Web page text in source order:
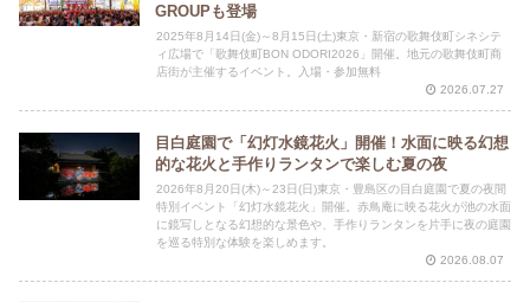
GROUPも登場
2025年8月14日(金)～8月15日(土)東京・新宿の歌舞伎町シネシテ
ィ広場で「歌舞伎町BON ODORI2026」開催。地元の歌舞伎町商
店街が主催するイベント。入場・参加無料
2026.07.27
目白庭園で「幻灯水鏡花火」開催！水面に映る幻想
的な花火と手作りランタンで楽しむ夏の夜
2026年8月20日(木)～23日(日)東京・豊島区の目白庭園で夏の夜間
特別イベント「幻灯水鏡花火」開催。赤鳥庵に映る花火が池の水面
に鏡写しとなる幻想的な景色や、手作りランタンを片手に夜の庭園
を巡る特別な体験を楽しめます。
2026.08.07